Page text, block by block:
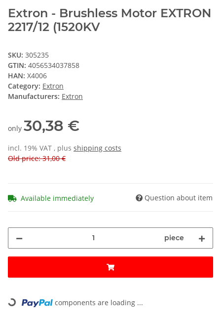
Extron - Brushless Motor EXTRON
2217/12 (1520KV
SKU: 305235
GTIN: 4056534037858
HAN: X4006
Category: Extron
Manufacturers: Extron
only 30,38 €
incl. 19% VAT , plus shipping costs
Old price: 31,00 €
Available immediately Question about item
piece
Loading... components are loading ...